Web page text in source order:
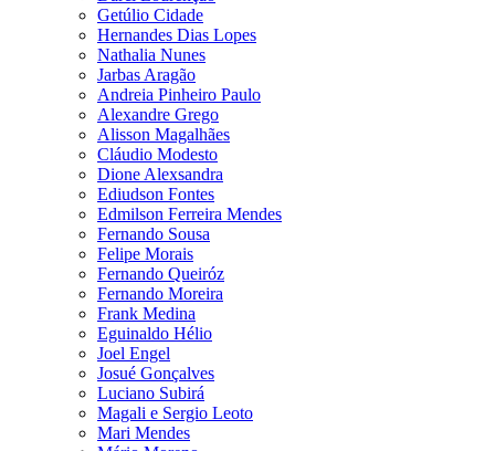
Getúlio Cidade
Hernandes Dias Lopes
Nathalia Nunes
Jarbas Aragão
Andreia Pinheiro Paulo
Alexandre Grego
Alisson Magalhães
Cláudio Modesto
Dione Alexsandra
Ediudson Fontes
Edmilson Ferreira Mendes
Fernando Sousa
Felipe Morais
Fernando Queiróz
Fernando Moreira
Frank Medina
Eguinaldo Hélio
Joel Engel
Josué Gonçalves
Luciano Subirá
Magali e Sergio Leoto
Mari Mendes